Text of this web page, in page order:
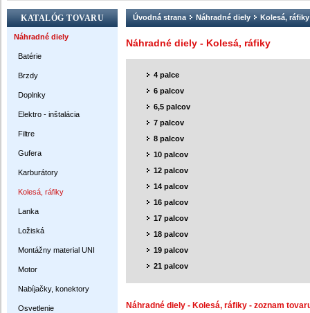
KATALÓG TOVARU
Náhradné diely
Batérie
Brzdy
Doplnky
Elektro - inštalácia
Filtre
Gufera
Karburátory
Kolesá, ráfiky
Lanka
Ložiská
Montážny material UNI
Motor
Nabíjačky, konektory
Osvetlenie
Úvodná strana Náhradné diely Kolesá, ráfiky
Náhradné diely - Kolesá, ráfiky
4 palce
6 palcov
6,5 palcov
7 palcov
8 palcov
10 palcov
12 palcov
14 palcov
16 palcov
17 palcov
18 palcov
19 palcov
21 palcov
Náhradné diely - Kolesá, ráfiky - zoznam